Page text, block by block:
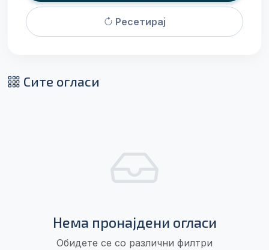
Ресетирај
Сите огласи
Нема пронајдени огласи
Обидете се со различни филтри